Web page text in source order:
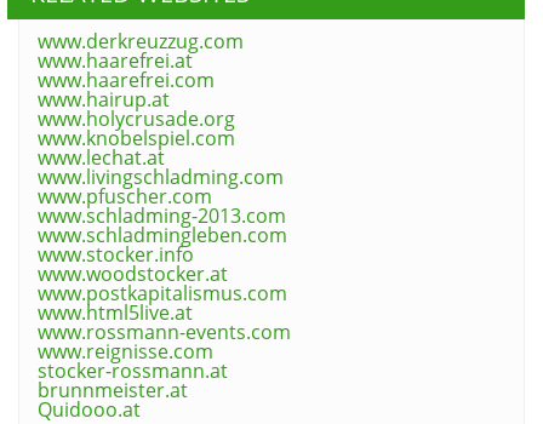
www.derkreuzzug.com
www.haarefrei.at
www.haarefrei.com
www.hairup.at
www.holycrusade.org
www.knobelspiel.com
www.lechat.at
www.livingschladming.com
www.pfuscher.com
www.schladming-2013.com
www.schladmingleben.com
www.stocker.info
www.woodstocker.at
www.postkapitalismus.com
www.html5live.at
www.rossmann-events.com
www.reignisse.com
stocker-rossmann.at
brunnmeister.at
Quidooo.at